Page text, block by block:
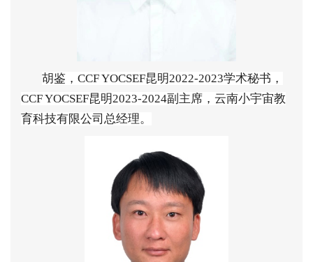
胡鉴 ， CCF YOCSEF昆明2022-2023学术秘书 ，
CCF YOCSEF昆明2023-2024副主席 ， 云南小宇宙教
育科技有限公司总经理。